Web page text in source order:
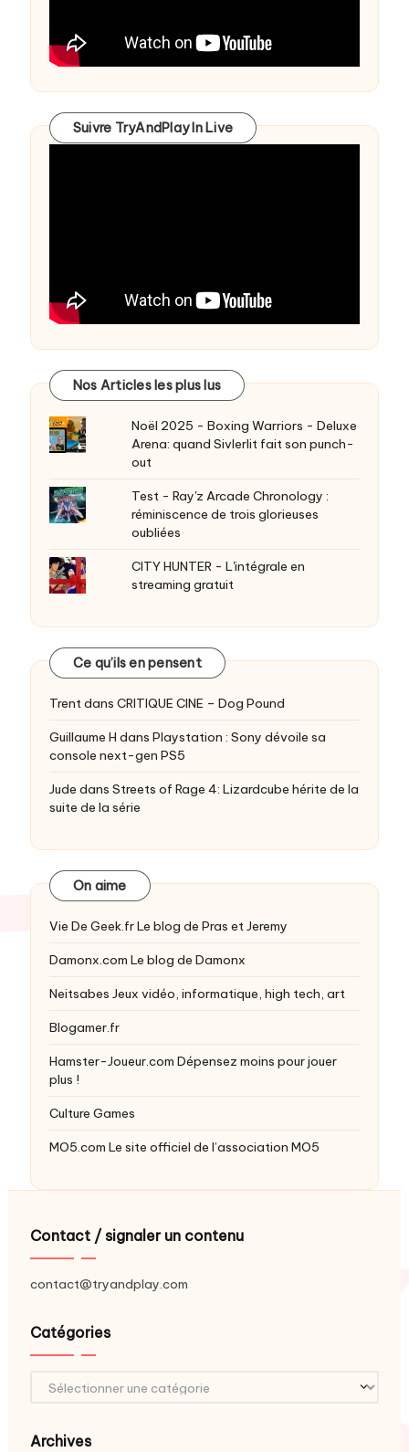
Suivre TryAndPlay In Live
Nos Articles les plus lus
Noël 2025 - Boxing Warriors - Deluxe
Arena: quand Sivlerlit fait son punch-
out
Test - Ray'z Arcade Chronology :
réminiscence de trois glorieuses
oubliées
CITY HUNTER - L'intégrale en
streaming gratuit
Ce qu’ils en pensent
Trent dans CRITIQUE CINE – Dog Pound
Guillaume H dans Playstation : Sony dévoile sa
console next-gen PS5
Jude dans Streets of Rage 4: Lizardcube hérite de la
suite de la série
On aime
Vie De Geek.frLe blog de Pras et Jeremy
Damonx.com Le blog de Damonx
Neitsabes Jeux vidéo, informatique, high tech, art
Blogamer.fr
Hamster-Joueur.com Dépensez moins pour jouer
plus !
Culture Games
MO5.com Le site officiel de l’association MO5
Contact / signaler un contenu
contact@tryandplay.com
Catégories
Catégories
Archives